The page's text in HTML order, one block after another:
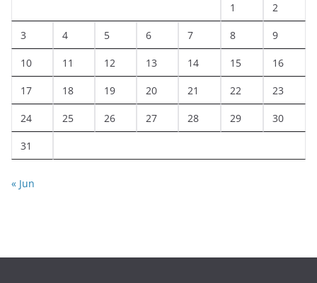
1 2
3 4 5 6 7 8 9
10 11 12 13 14 15 16
17 18 19 20 21 22 23
24 25 26 27 28 29 30
31
« Jun